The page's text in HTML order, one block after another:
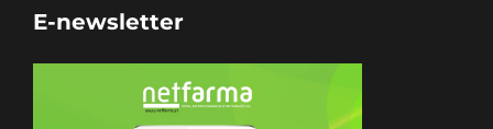
E-newsletter